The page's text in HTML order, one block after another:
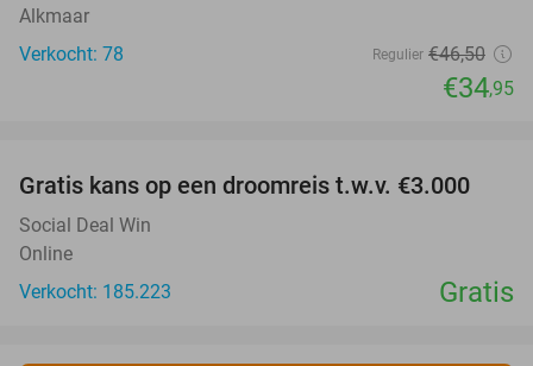
Alkmaar
Verkocht: 78
Regulier €46,50
€34,95
Gratis kans op een droomreis t.w.v. €3.000
Social Deal Win
Online
Verkocht: 185.223
Gratis